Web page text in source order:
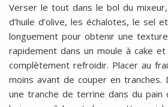
Verser le tout dans le bol du
d’huile d’olive, les échalotes, le sel
longuement pour obtenir une
rapidement dans un moule à cake
complètement refroidir. Placer au
moins avant de couper en tranches.
une tranche de terrine dans du pain